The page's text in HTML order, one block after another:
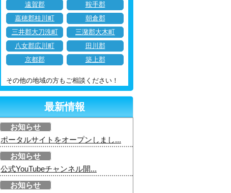
遠賀郡
鞍手郡
嘉穂郡桂川町
朝倉郡
三井郡大刀洗町
三潴郡大木町
八女郡広川町
田川郡
京都郡
築上郡
その他の地域の方もご相談ください！
最新情報
お知らせ
ポータルサイトをオープンしまし...
お知らせ
公式YouTubeチャンネル開...
お知らせ